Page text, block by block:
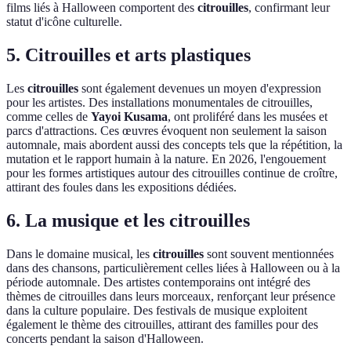
films liés à Halloween comportent des citrouilles, confirmant leur
statut d'icône culturelle.
5. Citrouilles et arts plastiques
Les citrouilles sont également devenues un moyen d'expression
pour les artistes. Des installations monumentales de citrouilles,
comme celles de Yayoi Kusama, ont proliféré dans les musées et
parcs d'attractions. Ces œuvres évoquent non seulement la saison
automnale, mais abordent aussi des concepts tels que la répétition, la
mutation et le rapport humain à la nature. En 2026, l'engouement
pour les formes artistiques autour des citrouilles continue de croître,
attirant des foules dans les expositions dédiées.
6. La musique et les citrouilles
Dans le domaine musical, les citrouilles sont souvent mentionnées
dans des chansons, particulièrement celles liées à Halloween ou à la
période automnale. Des artistes contemporains ont intégré des
thèmes de citrouilles dans leurs morceaux, renforçant leur présence
dans la culture populaire. Des festivals de musique exploitent
également le thème des citrouilles, attirant des familles pour des
concerts pendant la saison d'Halloween.